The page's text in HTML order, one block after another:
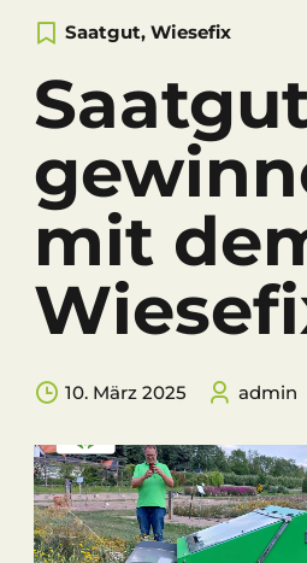
Saatgut, Wiesefix
mit
10. März 2025 admin